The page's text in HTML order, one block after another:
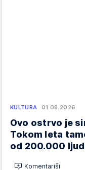
KULTURA 01.08.2026.
Ovo ostrvo je
Tokom leta
od 200.000
Komentariši